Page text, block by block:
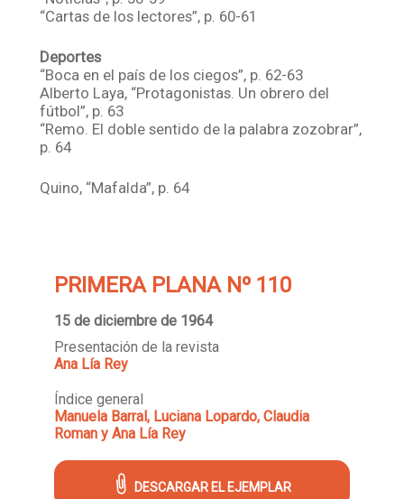
“Cartas de los lectores”, p. 60-61
Deportes
“Boca en el país de los ciegos”, p. 62-63
Alberto Laya, “Protagonistas. Un obrero del
fútbol”, p. 63
“Remo. El doble sentido de la palabra zozobrar”,
p. 64
Quino, “Mafalda”, p. 64
PRIMERA PLANA Nº 110
15 de diciembre de 1964
Presentación de la revista
Ana Lía Rey
Índice general
Manuela Barral, Luciana Lopardo, Claudia
Roman y Ana Lía Rey
DESCARGAR EL EJEMPLAR